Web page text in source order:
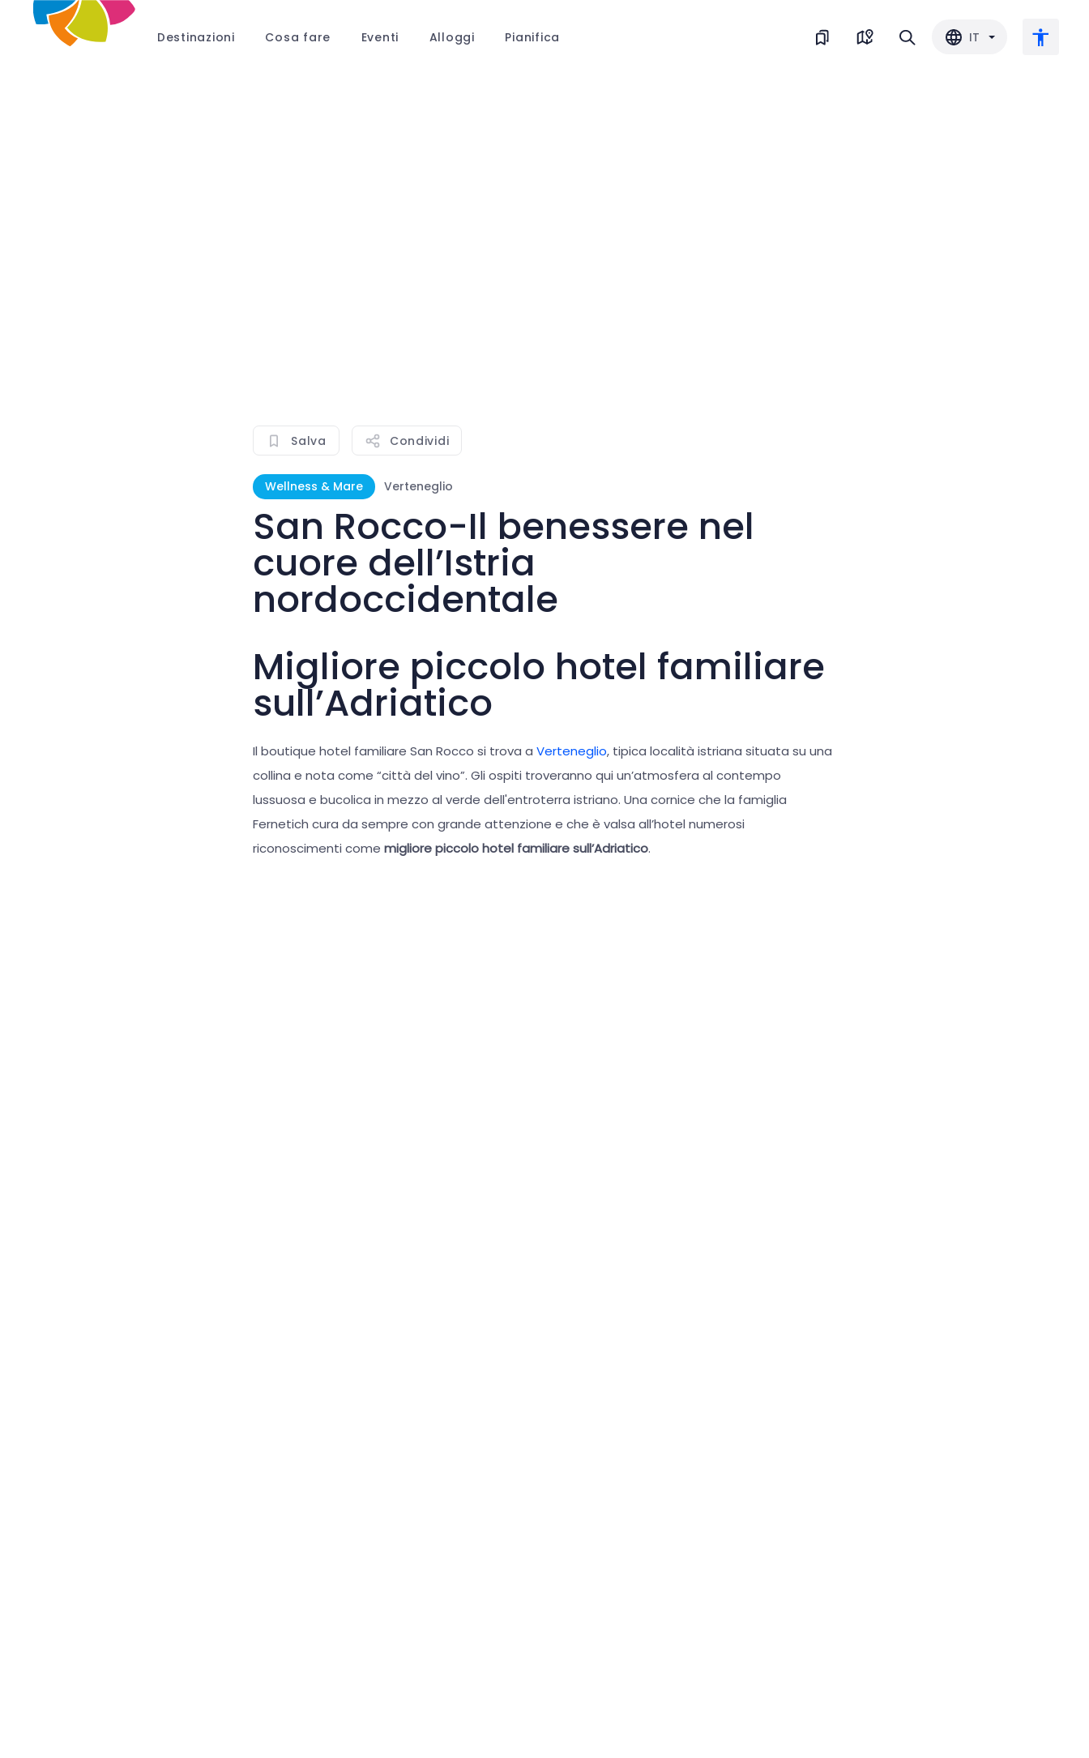
Destinazioni Cosa fare Eventi Alloggi Pianifica IT
Salva Condividi
Wellness & Mare Verteneglio
San Rocco-Il benessere nel
cuore dell’Istria
nordoccidentale
Migliore piccolo hotel familiare
sull’Adriatico
Il boutique hotel familiare San Rocco si trova a Verteneglio, tipica località istriana situata su una
collina e nota come “città del vino”. Gli ospiti troveranno qui un’atmosfera al contempo
lussuosa e bucolica in mezzo al verde dell'entroterra istriano. Una cornice che la famiglia
Fernetich cura da sempre con grande attenzione e che è valsa all’hotel numerosi
riconoscimenti come migliore piccolo hotel familiare sull’Adriatico.